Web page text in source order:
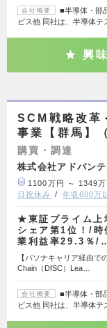
会社概要
■半導体・部
ビス他 同社は、半導体
興
SCM戦略改
事業【群馬】
購買・調達
株式会社アドバンテ
1100万円 ～ 1349万
日祝休み
年収600万
★東証プライム上
シェア第1位！/
業利益率29.3％/
【パソナキャリア経由
Chain（DfSC）Lea…
会社概要
■半導体・部
ビス他 同社は、半導体